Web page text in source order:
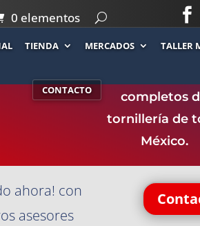
0 elementos 
TIENDA MERCADOS TALLER
CONTACTO
Contamos con
completos
tornillería de
México.
ahora! con
asesores